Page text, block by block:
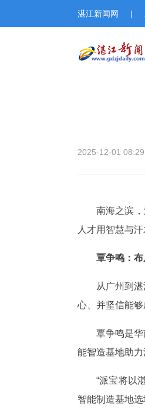
湛江新闻网 |
2025-12-01 08:29
南海之滨
人才用智慧与
覃争鸣：
从广州到
心、并坚信能
覃争鸣是
能智造基地助力
“派宝将以
智能制造基地